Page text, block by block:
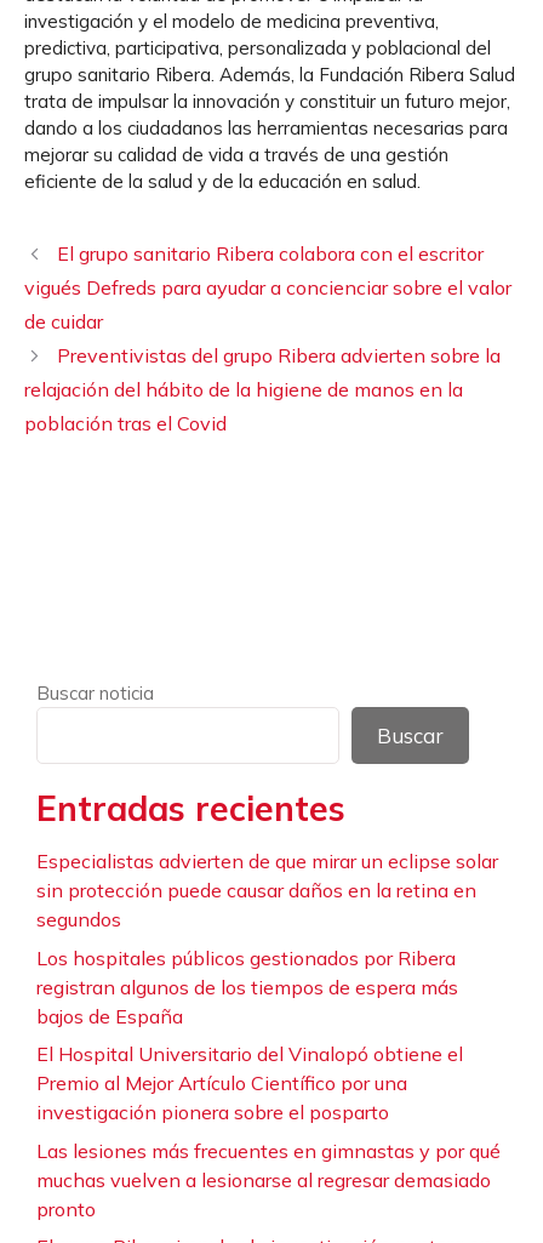
investigación y el modelo de medicina preventiva,
predictiva, participativa, personalizada y poblacional del
grupo sanitario Ribera. Además, la Fundación Ribera Salud
trata de impulsar la innovación y constituir un futuro mejor,
dando a los ciudadanos las herramientas necesarias para
mejorar su calidad de vida a través de una gestión
eficiente de la salud y de la educación en salud.
El grupo sanitario Ribera colabora con el escritor
vigués Defreds para ayudar a concienciar sobre el valor
de cuidar
Preventivistas del grupo Ribera advierten sobre la
relajación del hábito de la higiene de manos en la
población tras el Covid
Buscar noticia
Buscar
Entradas recientes
Especialistas advierten de que mirar un eclipse solar
sin protección puede causar daños en la retina en
segundos
Los hospitales públicos gestionados por Ribera
registran algunos de los tiempos de espera más
bajos de España
El Hospital Universitario del Vinalopó obtiene el
Premio al Mejor Artículo Científico por una
investigación pionera sobre el posparto
Las lesiones más frecuentes en gimnastas y por qué
muchas vuelven a lesionarse al regresar demasiado
pronto